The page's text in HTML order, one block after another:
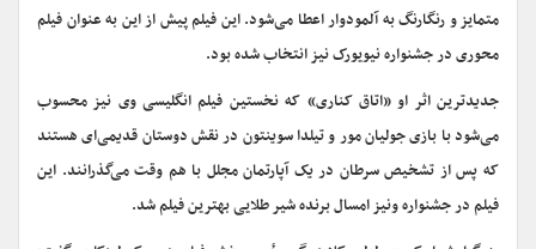
متمایز و رنگارنگ به آلمودوار اعطا می‌شود. این فیلم پیش از این به عنوان فیلم
محوری در جشنواره نیویورک نیز انتخاب شده بود.
جدیدترین اثر او «اتاق کناری» که نخستین فیلم انگلیسی وی نیز محسوب
می‌شود با بازی جولیان مور و تیلدا سوینتون در نقش دوستان قدیمی‌ای هستند
که پس از تشخیص سرطان در یک آپارتمان مجلل با هم وقت می‌گذرانند. این
فیلم در جشنواره ونیز امسال برنده شیر طلایی بهترین فیلم شد.